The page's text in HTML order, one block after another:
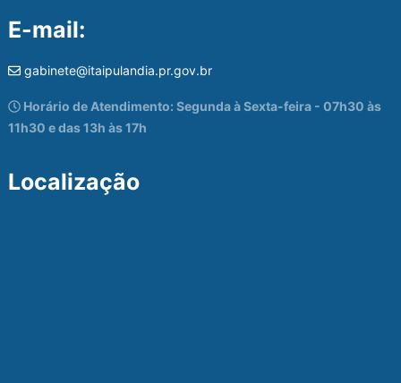
E-mail:
gabinete@itaipulandia.pr.gov.br
Horário de Atendimento: Segunda à Sexta-feira - 07h30 às
11h30 e das 13h às 17h
Localização